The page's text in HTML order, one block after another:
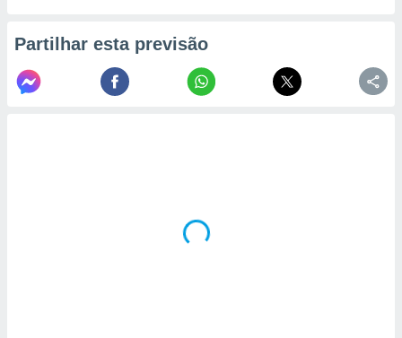
Partilhar esta previsão